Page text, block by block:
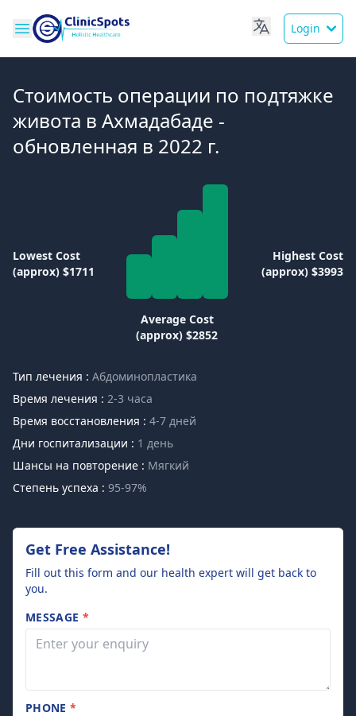
Login
Стоимость операции по подтяжке
живота в Ахмадабаде -
обновленная в 2022 г.
Lowest Cost
(approx) $1711
Average Cost
(approx) $2852
Highest Cost
(approx) $3993
Тип лечения : Абдоминопластика
Время лечения : 2-3 часа
Время восстановления : 4-7 дней
Дни госпитализации : 1 день
Шансы на повторение : Мягкий
Степень успеха : 95-97%
Get Free Assistance!
Fill out this form and our health expert will get back to
you.
MESSAGE *
PHONE*